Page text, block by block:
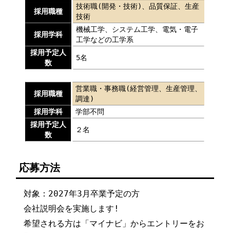
採用職種
技術職(開発・技術)、品質保証、生産
技術
採用学科
機械工学、システム工学、電気・電子
工学などの工学系
採用予定人
数
5名
採用職種
営業職・事務職(経営管理、生産管理、
調達)
採用学科
学部不問
採用予定人
数
２名
応募方法
対象：2027年3月卒業予定の方
会社説明会を実施します!
希望される方は「マイナビ」からエントリーをお